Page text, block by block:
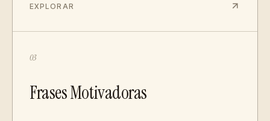
EXPLORAR
03
Frases Motivadoras